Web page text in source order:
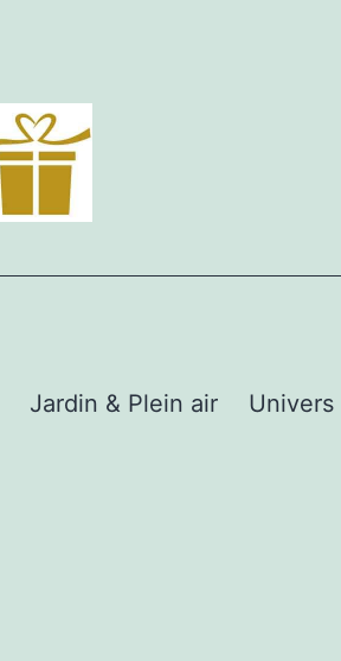
Jardin & Plein air Univers